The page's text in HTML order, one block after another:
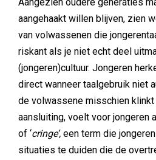
aangehaakt willen blijven, zien
van volwassenen die
riskant als je niet echt deel
(jongeren)cultuur. Jongeren
direct wanneer taalgebruik niet
de volwassene misschien
aansluiting, voelt voor jongeren
of ‘cringe’, een term die
situaties te duiden die de